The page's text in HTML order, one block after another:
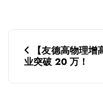
文
章
【友德高物理
业突破 20 万！